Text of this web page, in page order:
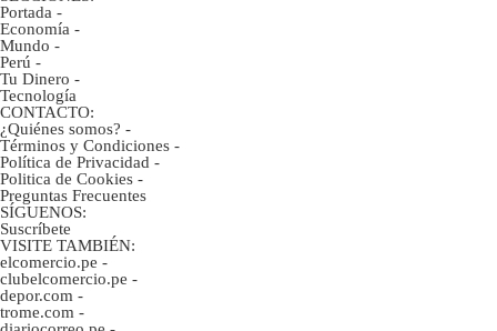
Portada -
Economía -
Mundo -
Perú -
Tu Dinero -
Tecnología
CONTACTO:
¿Quiénes somos? -
Términos y Condiciones -
Política de Privacidad -
Politica de Cookies -
Preguntas Frecuentes
SÍGUENOS:
Suscríbete
VISITE TAMBIÉN:
elcomercio.pe -
clubelcomercio.pe -
depor.com -
trome.com -